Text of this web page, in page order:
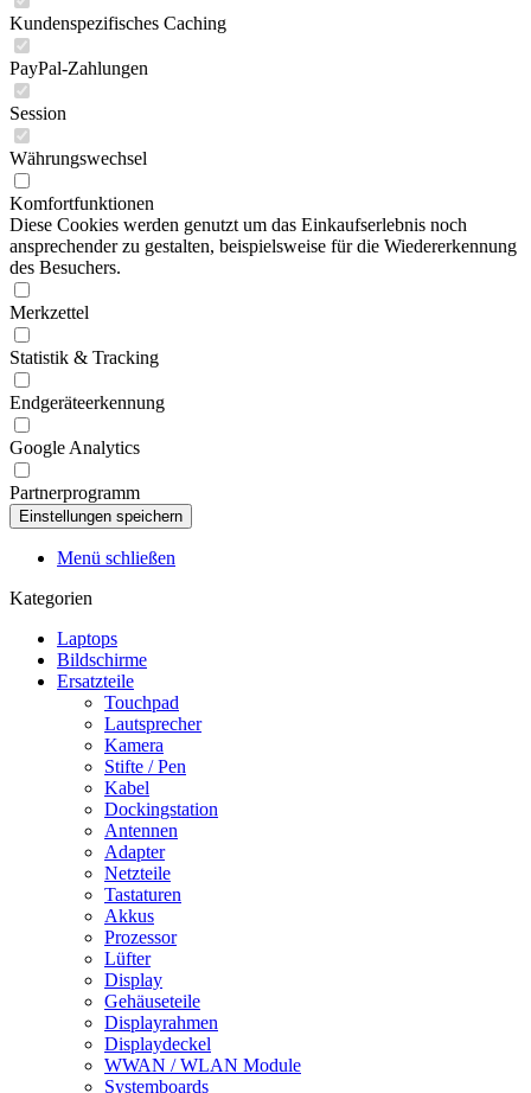
Kundenspezifisches Caching
PayPal-Zahlungen
Session
Währungswechsel
Komfortfunktionen
Diese Cookies werden genutzt um das Einkaufserlebnis noch
ansprechender zu gestalten, beispielsweise für die Wiedererkennung
des Besuchers.
Merkzettel
Statistik & Tracking
Endgeräteerkennung
Google Analytics
Partnerprogramm
Menü schließen
Kategorien
Laptops
Bildschirme
Ersatzteile
Touchpad
Lautsprecher
Kamera
Stifte / Pen
Kabel
Dockingstation
Antennen
Adapter
Netzteile
Tastaturen
Akkus
Prozessor
Lüfter
Display
Gehäuseteile
Displayrahmen
Displaydeckel
WWAN / WLAN Module
Systemboards